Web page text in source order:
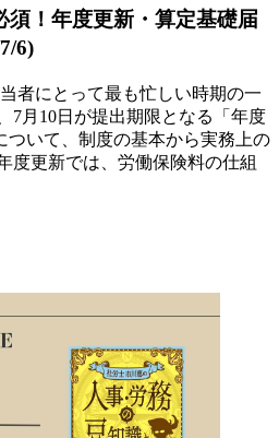
須！年度更新・算定基礎届
6)
者にとって最も忙しい時期の一
7月10日が提出期限となる「年度
ついて、制度の基本から実務上の
度更新では、労働保険料の仕組